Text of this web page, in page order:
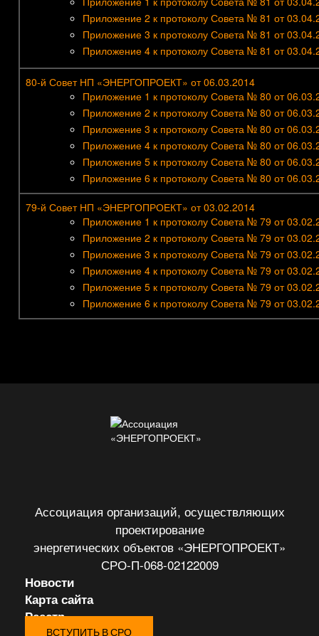
Приложение 2 к протоколу Совета № 81 от
Приложение 3 к протоколу Совета № 81 от
Приложение 4 к протоколу Совета № 81 от
80-й Совет НП «ЭНЕРГОПРОЕКТ» от 06.03.2014
Приложение 1 к протоколу Совета № 80 от
Приложение 2 к протоколу Совета № 80 от
Приложение 3 к протоколу Совета № 80 от
Приложение 4 к протоколу Совета № 80 от
Приложение 5 к протоколу Совета № 80 от
Приложение 6 к протоколу Совета № 80 от
79-й Совет НП «ЭНЕРГОПРОЕКТ» от 03.02.2014
Приложение 1 к протоколу Совета № 79 от
Приложение 2 к протоколу Совета № 79 от
Приложение 3 к протоколу Совета № 79 от
Приложение 4 к протоколу Совета № 79 от
Приложение 5 к протоколу Совета № 79 от
Приложение 6 к протоколу Совета № 79 от
Ассоциация организаций, осуществляющих
проектирование
энергетических объектов «ЭНЕРГОПРОЕКТ»
СРО-П-068-02122009
Новости
Карта сайта
Реестр
ВСТУПИТЬ В СРО